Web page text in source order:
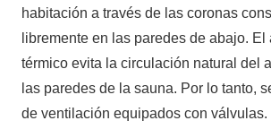
habitación a través de las coronas
libremente en las paredes de abajo.
térmico evita la circulación natural del
las paredes de la sauna. Por lo tanto,
de ventilación equipados con válvulas.